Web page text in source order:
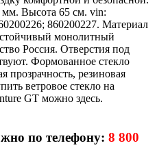
Высота 65 см. vin:
860200227. Материал
монолитный
Россия. Отверстия под
Формованное стекло
прозрачность, резиновая
ветровое стекло на
GT можно здесь.
по телефону: 8 800